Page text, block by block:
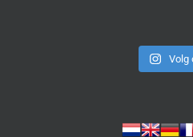
Volg